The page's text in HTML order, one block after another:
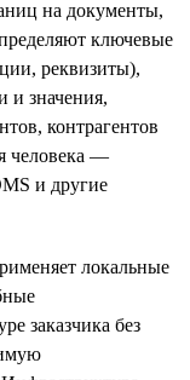
на документы,
ключевые
реквизиты),
и значения,
контрагентов
человека —
и другие
локальные
заказчика без